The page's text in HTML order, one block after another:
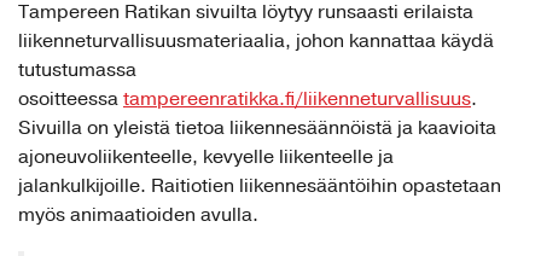
liikenneturvallisuusmateriaalia, johon kannattaa käydä
tutustumassa
osoitteessatampereenratikka.fi/liikenneturvallisuus
Sivuilla on yleistä tietoa liikennesäännöistä ja kaavioita
ajoneuvoliikenteelle, kevyelle liikenteelle ja
jalankulkijoille. Raitiotien liikennesääntöihin opastetaan
myös animaatioiden avulla.